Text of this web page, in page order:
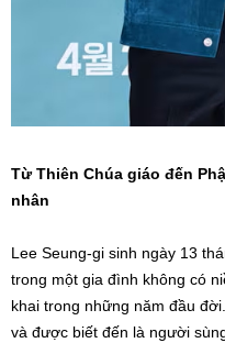
Từ Thiên Chúa giáo đến
nhân
Lee Seung-gi sinh ngày 13
trong một gia đình không có
khai trong những năm đầu
và được biết đến là người